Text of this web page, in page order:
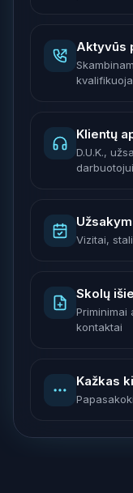
Aktyvūs
Klientų
D.U.K.,
darbuotojui
Vizitai,
Skolų
Priminimai
kontaktai
Kažkas